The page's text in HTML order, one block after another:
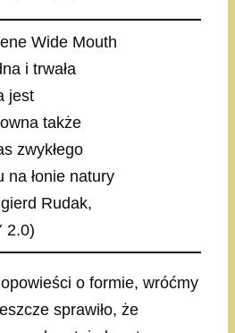
i trwała
jest
także
zwykłego
na łonie natury
Rudak,
2.0)
o formie, wróćmy
sprawiło, że